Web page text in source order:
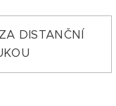
DISTANČNÍ